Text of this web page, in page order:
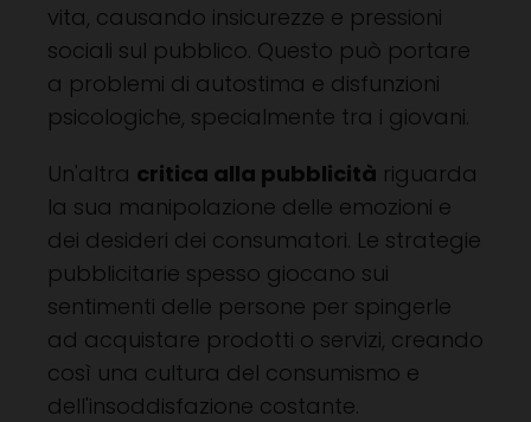
vita, causando insicurezze e pressioni
sociali sul pubblico. Questo può portare
a problemi di autostima e disfunzioni
psicologiche, specialmente tra i giovani.
Un'altra critica alla pubblicità riguarda
la sua manipolazione delle emozioni e
dei desideri dei consumatori. Le strategie
pubblicitarie spesso giocano sui
sentimenti delle persone per spingerle
ad acquistare prodotti o servizi, creando
così una cultura del consumismo e
dell'insoddisfazione costante.